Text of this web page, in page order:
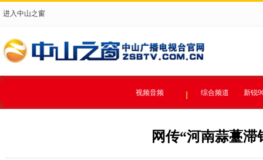
进入中山之窗
视频音频 综合频道 新锐
网传“河南蒜薹滞